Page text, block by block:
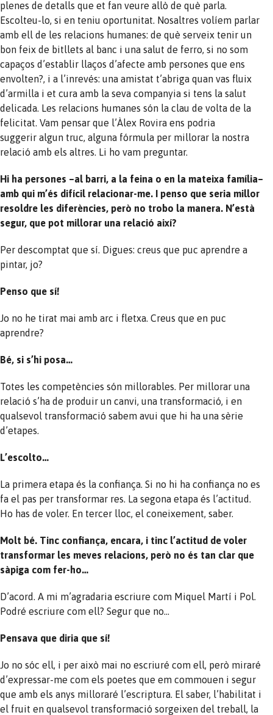
plenes de detalls que et fan veure allò de què parla.
Escolteu-lo, si en teniu oportunitat. Nosaltres volíem parlar
amb ell de les relacions humanes: de què serveix tenir un
bon feix de bitllets al banc i una salut de ferro, si no som
capaços d’establir llaços d’afecte amb persones que ens
envolten?, i a l’inrevés: una amistat t’abriga quan vas fluix
d’armilla i et cura amb la seva companyia si tens la salut
delicada. Les relacions humanes són la clau de volta de la
felicitat. Vam pensar que l’Àlex Rovira ens podria
suggerir algun truc, alguna fórmula per millorar la nostra
relació amb els altres. Li ho vam preguntar.
Hi ha persones –al barri, a la feina o en la mateixa família–
amb qui m’és difícil relacionar-me. I penso que seria millor
resoldre les diferències, però no trobo la manera. N’està
segur, que pot millorar una relació així?
Per descomptat que sí. Digues: creus que puc aprendre a
pintar, jo?
Penso que sí!
Jo no he tirat mai amb arc i fletxa. Creus que en puc
aprendre?
Bé, si s’hi posa…
Totes les competències són millorables. Per millorar una
relació s’ha de produir un canvi, una transformació, i en
qualsevol transformació sabem avui que hi ha una sèrie
d’etapes.
L’escolto…
La primera etapa és la confiança. Si no hi ha confiança no es
fa el pas per transformar res. La segona etapa és l’actitud.
Ho has de voler. En tercer lloc, el coneixement, saber.
Molt bé. Tinc confiança, encara, i tinc l’actitud de voler
transformar les meves relacions, però no és tan clar que
sàpiga com fer-ho…
D’acord. A mi m’agradaria escriure com Miquel Martí i Pol.
Podré escriure com ell? Segur que no…
Pensava que diria que sí!
Jo no sóc ell, i per això mai no escriuré com ell, però miraré
d’expressar-me com els poetes que em commouen i segur
que amb els anys milloraré l’escriptura. El saber, l’habilitat i
el fruit en qualsevol transformació sorgeixen del treball, la